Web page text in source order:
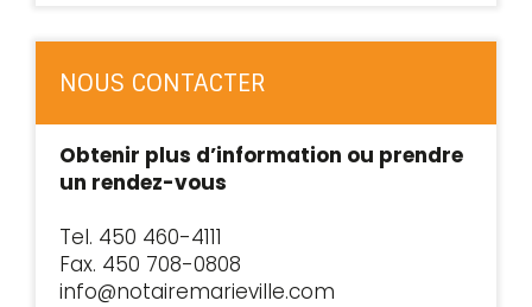
NOUS CONTACTER
Obtenir plus d’information ou prendre
un rendez-vous
Tel. 450 460-4111
Fax. 450 708-0808
info@notairemarieville.com